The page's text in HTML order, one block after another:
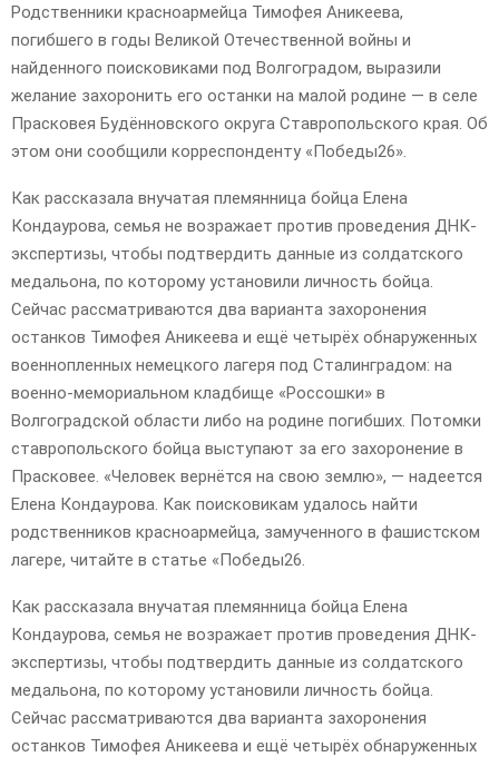
Родственники красноармейца Тимофея Аникеева,
погибшего в годы Великой Отечественной войны и
найденного поисковиками под Волгоградом, выразили
желание захоронить его останки на малой родине — в селе
Прасковея Будённовского округа Ставропольского края. Об
этом они сообщили корреспонденту «Победы26».
Как рассказала внучатая племянница бойца Елена
Кондаурова, семья не возражает против проведения ДНК-
экспертизы, чтобы подтвердить данные из солдатского
медальона, по которому установили личность бойца.
Сейчас рассматриваются два варианта захоронения
останков Тимофея Аникеева и ещё четырёх обнаруженных
военнопленных немецкого лагеря под Сталинградом: на
военно-мемориальном кладбище «Россошки» в
Волгоградской области либо на родине погибших. Потомки
ставропольского бойца выступают за его захоронение в
Прасковее. «Человек вернётся на свою землю», — надеется
Елена Кондаурова. Как поисковикам удалось найти
родственников красноармейца, замученного в фашистском
лагере, читайте в статье «Победы26.
Как рассказала внучатая племянница бойца Елена
Кондаурова, семья не возражает против проведения ДНК-
экспертизы, чтобы подтвердить данные из солдатского
медальона, по которому установили личность бойца.
Сейчас рассматриваются два варианта захоронения
останков Тимофея Аникеева и ещё четырёх обнаруженных